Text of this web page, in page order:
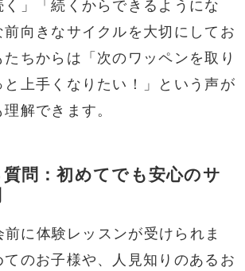
く」「続くからできるようにな
向きなサイクルを大切にしてお
ちからは「次のワッペンを取り
上手くなりたい！」という声が
解できます。
問：初めてでも安心のサ
に体験レッスンが受けられま
のお子様や、人見知りのあるお